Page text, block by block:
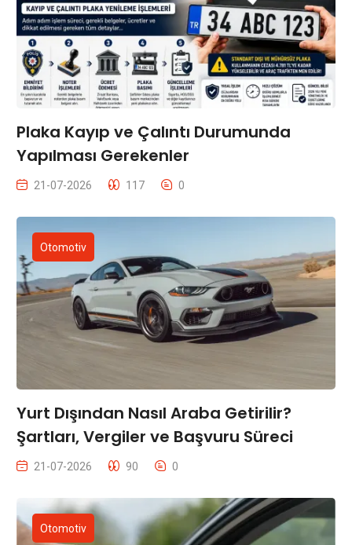
Plaka Kayıp ve Çalıntı Durumunda
Yapılması Gerekenler
21-07-2026 117 0
Otomotiv
Yurt Dışından Nasıl Araba Getirilir?
Şartları, Vergiler ve Başvuru Süreci
21-07-2026 90 0
Otomotiv